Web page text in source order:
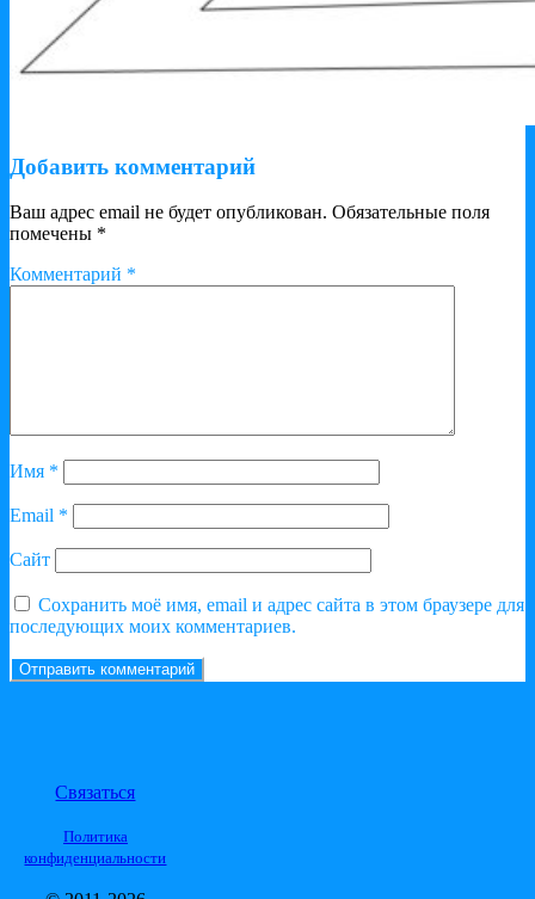
Добавить комментарий
Ваш адрес email не будет опубликован. Обязательные поля
помечены *
Комментарий *
Имя *
Email *
Сайт
Сохранить моё имя, email и адрес сайта в этом браузере для
последующих моих комментариев.
Связаться
Политика
конфиденциальности